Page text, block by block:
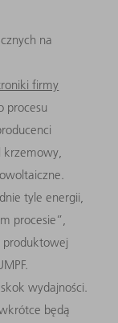
na
firmy
procesu
tyle energii,
procesie”,
produktowej
wydajności.
będą